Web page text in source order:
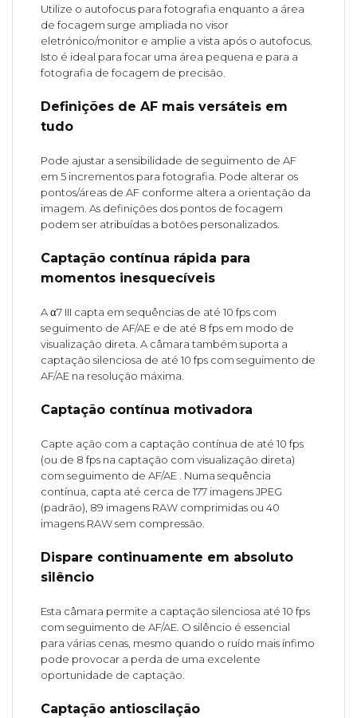
Utilize o autofocus para fotografia enquanto a área
de focagem surge ampliada no visor
eletrónico/monitor e amplie a vista após o autofocus.
Isto é ideal para focar uma área pequena e para a
fotografia de focagem de precisão.
Definições de AF mais versáteis em
tudo
Pode ajustar a sensibilidade de seguimento de AF
em 5 incrementos para fotografia. Pode alterar os
pontos/áreas de AF conforme altera a orientação da
imagem. As definições dos pontos de focagem
podem ser atribuídas a botões personalizados.
Captação contínua rápida para
momentos inesquecíveis
A α7 III capta em sequências de até 10 fps com
seguimento de AF/AE e de até 8 fps em modo de
visualização direta. A câmara também suporta a
captação silenciosa de até 10 fps com seguimento de
AF/AE na resolução máxima.
Captação contínua motivadora
Capte ação com a captação contínua de até 10 fps
(ou de 8 fps na captação com visualização direta)
com seguimento de AF/AE . Numa sequência
contínua, capta até cerca de 177 imagens JPEG
(padrão), 89 imagens RAW comprimidas ou 40
imagens RAW sem compressão.
Dispare continuamente em absoluto
silêncio
Esta câmara permite a captação silenciosa até 10 fps
com seguimento de AF/AE. O silêncio é essencial
para várias cenas, mesmo quando o ruído mais ínfimo
pode provocar a perda de uma excelente
oportunidade de captação.
Captação antioscilação